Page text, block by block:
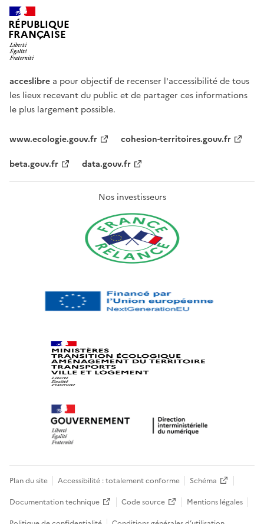
RÉPUBLIQUE
FRANÇAISE
acceslibre a pour objectif de recenser l'accessibilité de tous
les lieux recevant du public et de partager ces informations
le plus largement possible.
www.ecologie.gouv.fr
cohesion-territoires.gouv.fr
beta.gouv.fr
data.gouv.fr
Nos investisseurs
Plan du site Accessibilité : totalement conforme
Schéma
Documentation technique
Code source
Mentions légales